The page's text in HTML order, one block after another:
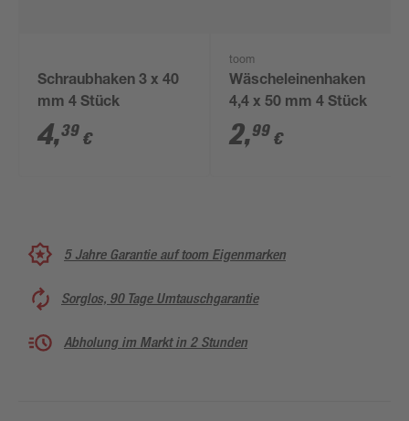
Schraubhaken 3 x 40
mm 4 Stück
4,39 €
toom
Wäscheleinenhaken
4,4 x 50 mm 4 Stück
2,99 €
5 Jahre Garantie auf toom Eigenmarken
Sorglos, 90 Tage Umtauschgarantie
Abholung im Markt in 2 Stunden